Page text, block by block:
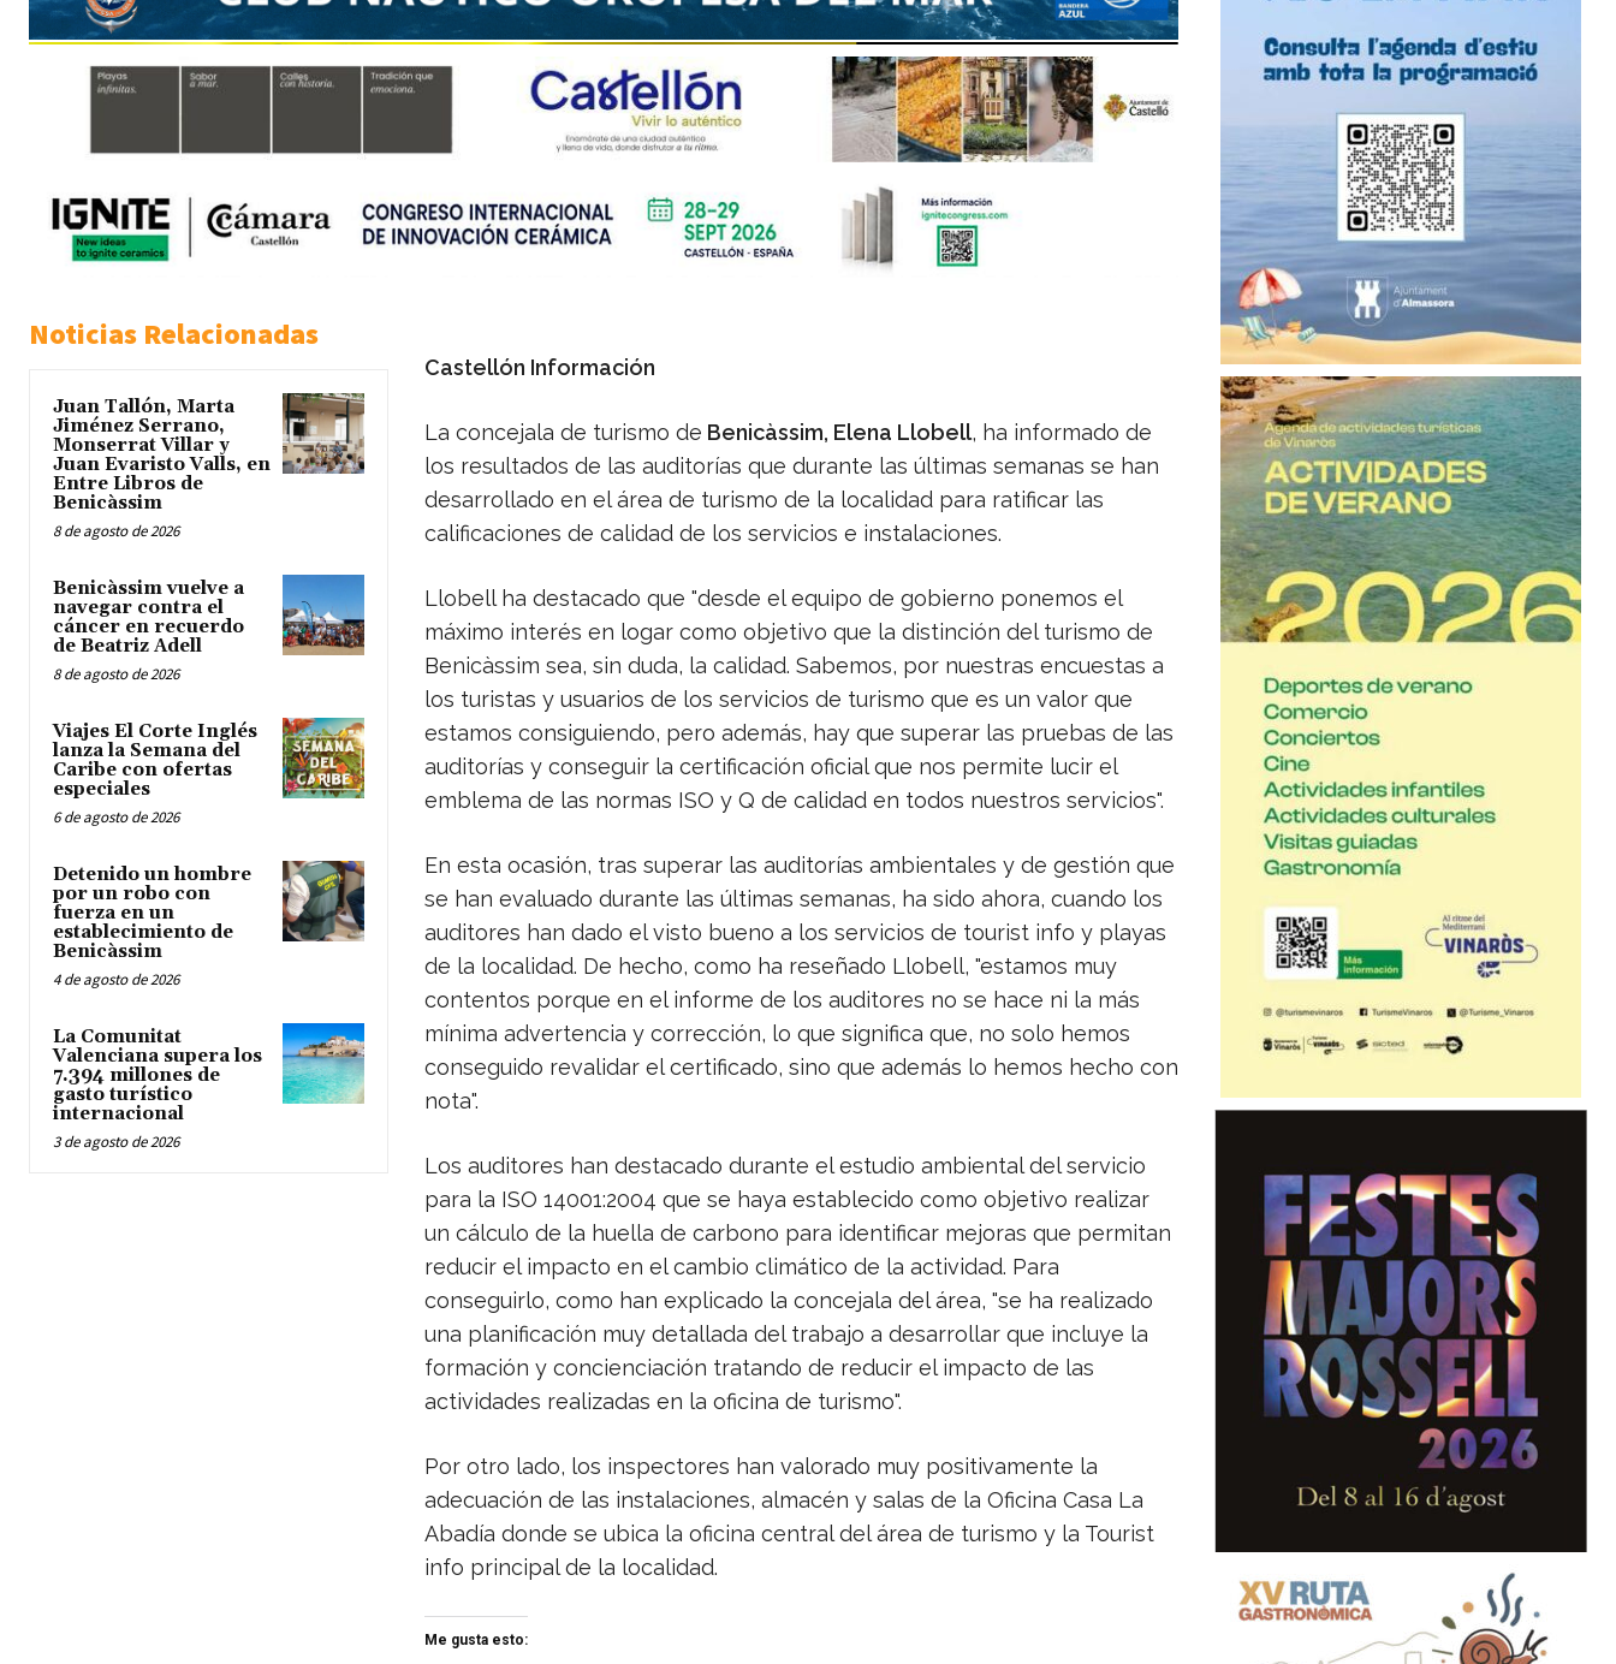
Noticias Relacionadas
Juan Tallón, Marta
Jiménez Serrano,
Monserrat Villar y
Juan Evaristo Valls, en
Entre Libros de
Benicàssim
8 de agosto de 2026
Benicàssim vuelve a
navegar contra el
cáncer en recuerdo
de Beatriz Adell
8 de agosto de 2026
Viajes El Corte Inglés
lanza la Semana del
Caribe con ofertas
especiales
6 de agosto de 2026
Detenido un hombre
por un robo con
fuerza en un
establecimiento de
Benicàssim
4 de agosto de 2026
La Comunitat
Valenciana supera los
7.394 millones de
gasto turístico
internacional
3 de agosto de 2026
Castellón Información
La concejala de turismo de Benicàssim, Elena Llobell, ha informado de
los resultados de las auditorías que durante las últimas semanas se han
desarrollado en el área de turismo de la localidad para ratificar las
calificaciones de calidad de los servicios e instalaciones.
Llobell ha destacado que "desde el equipo de gobierno ponemos el
máximo interés en logar como objetivo que la distinción del turismo de
Benicàssim sea, sin duda, la calidad. Sabemos, por nuestras encuestas a
los turistas y usuarios de los servicios de turismo que es un valor que
estamos consiguiendo, pero además, hay que superar las pruebas de las
auditorías y conseguir la certificación oficial que nos permite lucir el
emblema de las normas ISO y Q de calidad en todos nuestros servicios".
En esta ocasión, tras superar las auditorías ambientales y de gestión que
se han evaluado durante las últimas semanas, ha sido ahora, cuando los
auditores han dado el visto bueno a los servicios de tourist info y playas
de la localidad. De hecho, como ha reseñado Llobell, "estamos muy
contentos porque en el informe de los auditores no se hace ni la más
mínima advertencia y corrección, lo que significa que, no solo hemos
conseguido revalidar el certificado, sino que además lo hemos hecho con
nota".
Los auditores han destacado durante el estudio ambiental del servicio
para la ISO 14001:2004 que se haya establecido como objetivo realizar
un cálculo de la huella de carbono para identificar mejoras que permitan
reducir el impacto en el cambio climático de la actividad. Para
conseguirlo, como han explicado la concejala del área, "se ha realizado
una planificación muy detallada del trabajo a desarrollar que incluye la
formación y concienciación tratando de reducir el impacto de las
actividades realizadas en la oficina de turismo".
Por otro lado, los inspectores han valorado muy positivamente la
adecuación de las instalaciones, almacén y salas de la Oficina Casa La
Abadía donde se ubica la oficina central del área de turismo y la Tourist
info principal de la localidad.
Me gusta esto: